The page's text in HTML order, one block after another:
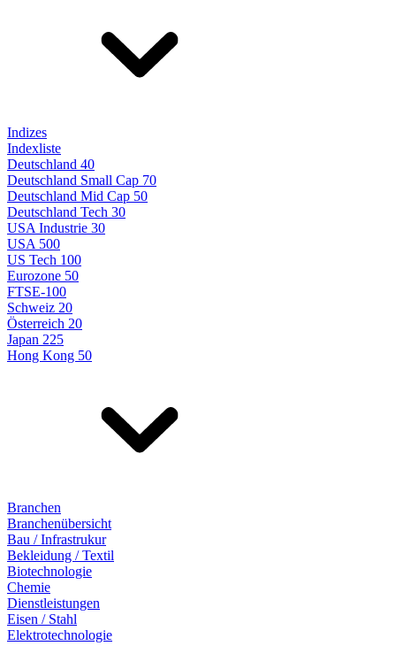
Indizes
Indexliste
Deutschland 40
Deutschland Small Cap 70
Deutschland Mid Cap 50
Deutschland Tech 30
USA Industrie 30
USA 500
US Tech 100
Eurozone 50
FTSE-100
Schweiz 20
Österreich 20
Japan 225
Hong Kong 50
Branchen
Branchenübersicht
Bau / Infrastrukur
Bekleidung / Textil
Biotechnologie
Chemie
Dienstleistungen
Eisen / Stahl
Elektrotechnologie